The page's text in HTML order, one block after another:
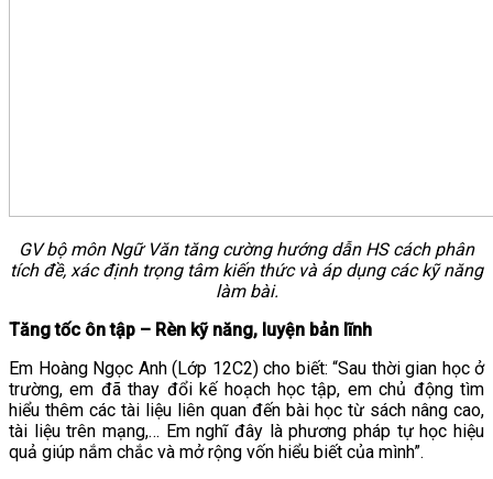
GV bộ môn Ngữ Văn tăng cường hướng dẫn HS cách phân
tích đề, xác định trọng tâm kiến thức và áp dụng các kỹ năng
làm bài.
Tăng tốc ôn tập – Rèn kỹ năng, luyện bản lĩnh
Em Hoàng Ngọc Anh (Lớp 12C2) cho biết: “Sau thời gian học ở
trường, em đã thay đổi kế hoạch học tập, em chủ động tìm
hiểu thêm các tài liệu liên quan đến bài học từ sách nâng cao,
tài liệu trên mạng,… Em nghĩ đây là phương pháp tự học hiệu
quả giúp nắm chắc và mở rộng vốn hiểu biết của mình”.